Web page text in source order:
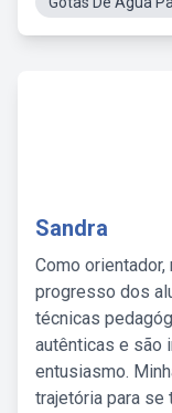
Sandra
Como
progresso dos
técnicas
autênticas e são
entusiasmo.
trajetória para se